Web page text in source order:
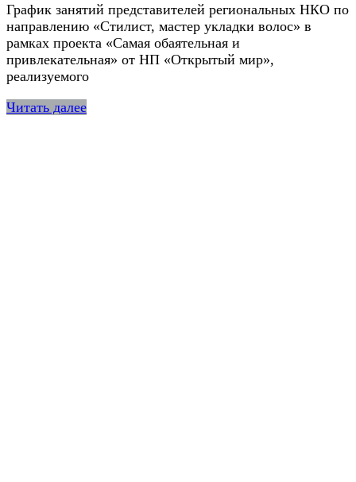
График занятий представителей региональных НКО по
направлению «Стилист, мастер укладки волос» в
рамках проекта «Самая обаятельная и
привлекательная» от НП «Открытый мир»,
реализуемого
Читать далее